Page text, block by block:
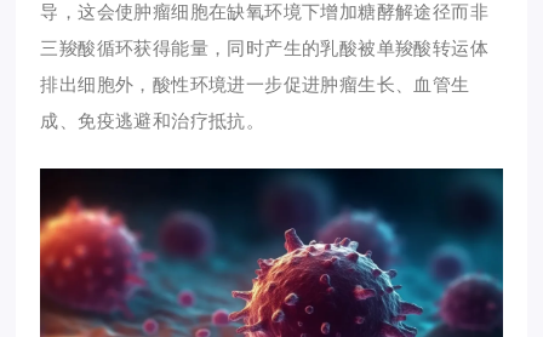
导，这会使肿瘤细胞在缺氧环境下增加糖酵解途径而非
三羧酸循环获得能量，同时产生的乳酸被单羧酸转运体
排出细胞外，酸性环境进一步促进肿瘤生长、血管生
成、免疫逃避和治疗抵抗。